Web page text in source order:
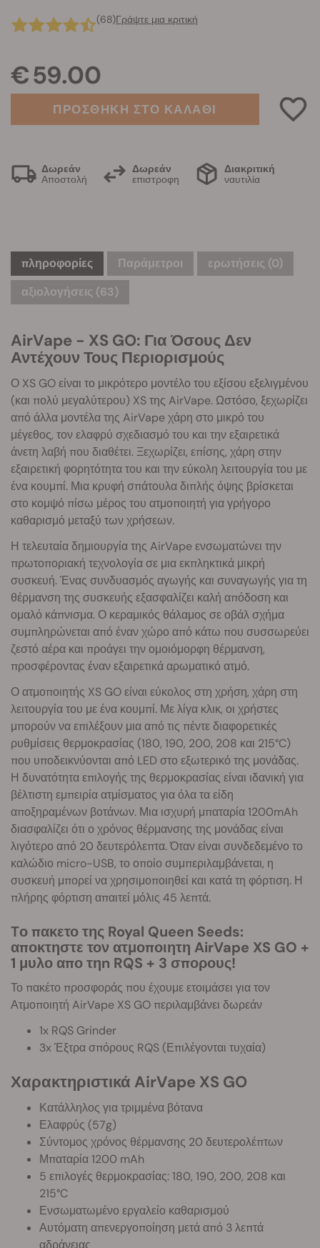
(68)Γράψτε μια κριτική
€ 59.00
ΠΡΟΣΘΗΚΗ ΣΤΟ ΚΑΛΑΘΙ
Δωρεάν
Αποστολή
Δωρεάν
επιστροφη
Διακριτική
ναυτιλία
πληροφορίες Παράμετροι ερωτήσεις (0)
αξιολογήσεις (63)
AirVape - XS GO: Για Όσους Δεν
Αντέχουν Τους Περιορισμούς
Ο XS GO είναι το μικρότερο μοντέλο του εξίσου εξελιγμένου
(και πολύ μεγαλύτερου) XS της AirVape. Ωστόσο, ξεχωρίζει
από άλλα μοντέλα της AirVape χάρη στο μικρό του
μέγεθος, τον ελαφρύ σχεδιασμό του και την εξαιρετικά
άνετη λαβή που διαθέτει. Ξεχωρίζει, επίσης, χάρη στην
εξαιρετική φορητότητα του και την εύκολη λειτουργία του με
ένα κουμπί. Μια κρυφή σπάτουλα διπλής όψης βρίσκεται
στο κομψό πίσω μέρος του ατμοποιητή για γρήγορο
καθαρισμό μεταξύ των χρήσεων.
Η τελευταία δημιουργία της AirVape ενσωματώνει την
πρωτοποριακή τεχνολογία σε μια εκπληκτικά μικρή
συσκευή. Ένας συνδυασμός αγωγής και συναγωγής για τη
θέρμανση της συσκευής εξασφαλίζει καλή απόδοση και
ομαλό κάπνισμα. Ο κεραμικός θάλαμος σε οβάλ σχήμα
συμπληρώνεται από έναν χώρο από κάτω που συσσωρεύει
ζεστό αέρα και προάγει την ομοιόμορφη θέρμανση,
προσφέροντας έναν εξαιρετικά αρωματικό ατμό.
Ο ατμοποιητής XS GO είναι εύκολος στη χρήση, χάρη στη
λειτουργία του με ένα κουμπί. Με λίγα κλικ, οι χρήστες
μπορούν να επιλέξουν μια από τις πέντε διαφορετικές
ρυθμίσεις θερμοκρασίας (180, 190, 200, 208 και 215°C)
που υποδεικνύονται από LED στο εξωτερικό της μονάδας.
Η δυνατότητα επιλογής της θερμοκρασίας είναι ιδανική για
βέλτιστη εμπειρία ατμίσματος για όλα τα είδη
αποξηραμένων βοτάνων. Μια ισχυρή μπαταρία 1200mAh
διασφαλίζει ότι ο χρόνος θέρμανσης της μονάδας είναι
λιγότερο από 20 δευτερόλεπτα. Όταν είναι συνδεδεμένο το
καλώδιο micro-USB, το οποίο συμπεριλαμβάνεται, η
συσκευή μπορεί να χρησιμοποιηθεί και κατά τη φόρτιση. Η
πλήρης φόρτιση απαιτεί μόλις 45 λεπτά.
Tο πακετο της Royal Queen Seeds:
αποκτηστε τον ατμοποιητη AirVape XS GO +
1 μυλο απο τηn RQS + 3 σπορους!
Το πακέτο προσφοράς που έχουμε ετοιμάσει για τον
Ατμοποιητή AirVape XS GO περιλαμβάνει δωρεάν
1x RQS Grinder
3x Έξτρα σπόρους RQS (Επιλέγονται τυχαία)
Χαρακτηριστικά AirVape XS GO
Κατάλληλος για τριμμένα βότανα
Ελαφρύς (57g)
Σύντομος χρόνος θέρμανσης 20 δευτερολέπτων
Μπαταρία 1200 mAh
5 επιλογές θερμοκρασίας: 180, 190, 200, 208 και
215°C
Ενσωματωμένο εργαλείο καθαρισμού
Αυτόματη απενεργοποίηση μετά από 3 λεπτά
αδράνειας